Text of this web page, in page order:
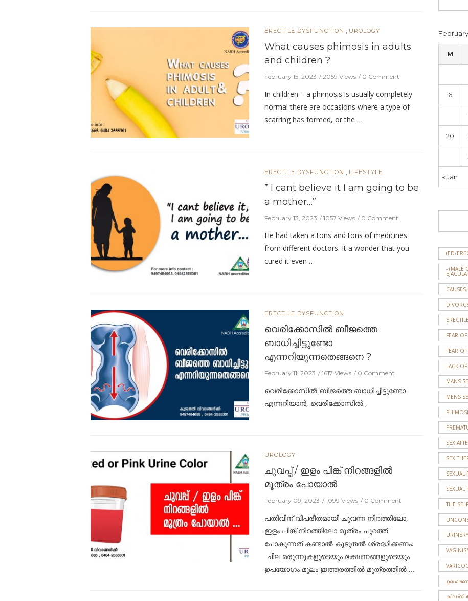
ERECTILE DYSFUNCTION UROLOGY
What causes phimosis in adults
and children ?
February 15, 2023 2059 Views 0 Comment
In children – a phimosis is usually completely
normal there are occasions where a type of
scarring has formed, or the …
ERECTILE DYSFUNCTION LIFESTYLE
” I cant believe it I am going to be
a mother…”
February 13, 2023 1057 Views 0 Comment
He had taken a tons and tons of medicines
from different doctors. It a wonder that you
cured it even …
ERECTILE DYSFUNCTION
വെരിക്കോസിൽ ബീജത്തെ
ബാധിച്ചിട്ടുണ്ടോ
എന്നറിയുന്നതെങ്ങനെ ?
February 11, 2023 1617 Views 0 Comment
വെരിക്കോസിൽ ബീജത്തെ ബാധിച്ചിട്ടുണ്ടോ
എന്നറിയാൻ, വെരിക്കോസിൽ ,
UROLOGY
ചുവപ്പ് / ഇളം പിങ്ക് നിറങ്ങളിൽ
മൂത്രം പോയാൽ
February 09, 2023 1099 Views 0 Comment
പതിവിന് വിപരീതമായി ചുവന്ന നിറത്തിലോ,
ഇളം പിങ്ക് നിറത്തിലോ മൂത്രം പുറത്ത്
പോകുന്നത് കണ്ടാല്‍ കൂടുതല്‍ ശ്രദ്ധിക്കണം.
ചില മരുന്നുകളുടെയും ഭക്ഷണങ്ങളുടെയും
ഉപയോഗം മൂലം ഇത്തരത്തിൽ മൂത്രത്തിൽ …
M
« Jan
6
20
(ED/
- (MALE
FEAR
FEAR
LACK
MANS
MENS
SEX
SEX
SEXUAL
SEXUAL
THE
കിഡ്നി